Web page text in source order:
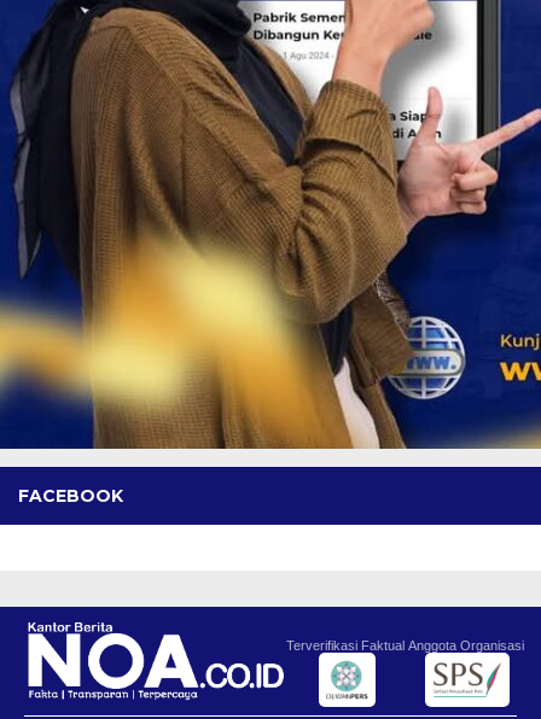
FACEBOOK
Terverifikasi Faktual Anggota Organisasi